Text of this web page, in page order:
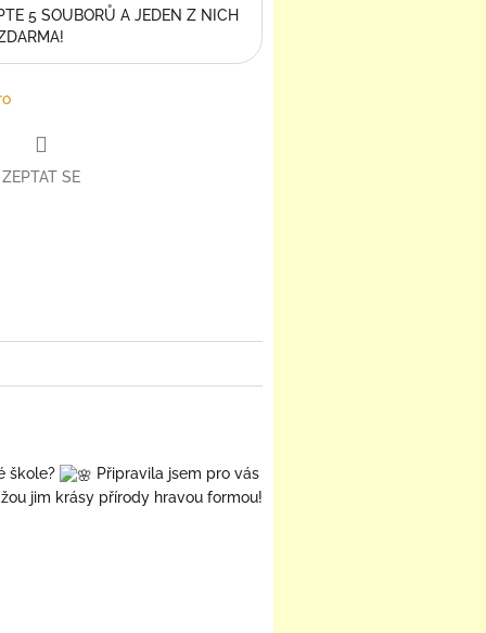
5 SOUBORŮ A JEDEN Z NICH
ZEPTAT SE
škole?
Připravila jsem pro vás
jim krásy přírody hravou formou!